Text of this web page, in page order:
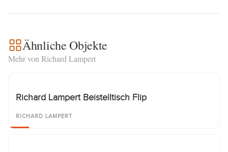
Ähnliche Objekte
Mehr von Richard Lampert
Richard Lampert Beistelltisch Flip
RICHARD LAMPERT